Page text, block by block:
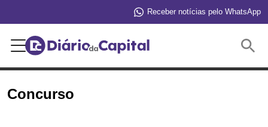
Receber notícias pelo WhatsApp
Concurso